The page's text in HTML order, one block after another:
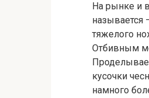
На рынке и
называется
тяжелого
Отбивным
кусочки
намного